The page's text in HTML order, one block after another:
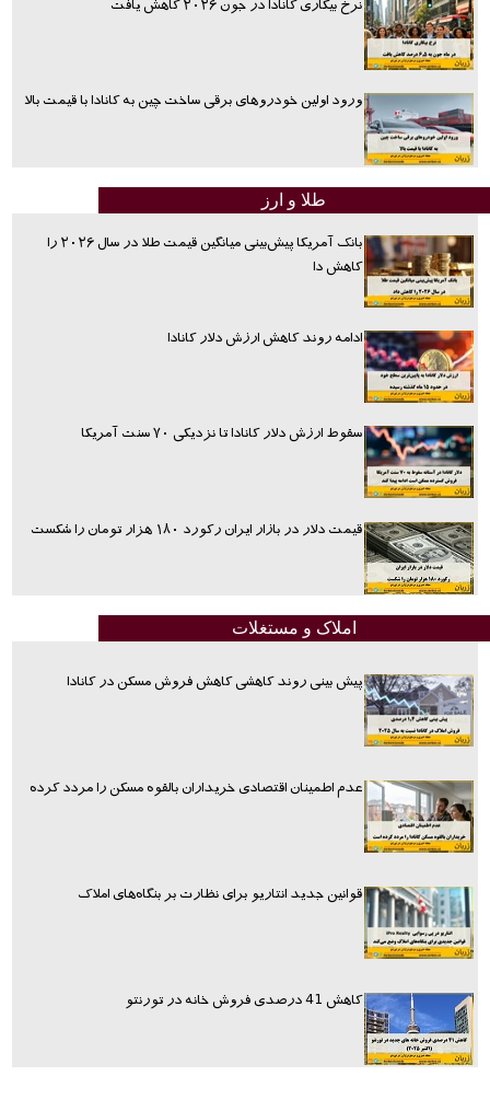
ورود اولین خودروهای برقی ساخت چین به کانادا با قیمت بالا
طلا و ارز
بانک آمریکا پیش‌بینی میانگین قیمت طلا در سال ۲۰۲۶ را
کاهش دا
ادامه روند کاهش ارزش دلار کانادا
سقوط ارزش دلار کانادا تا نزدیکی ۷۰ سنت آمریکا
قیمت دلار در بازار ایران رکورد ۱۸۰ هزار تومان را شکست
املاک و مستغلات
پیش بینی روند کاهشی کاهش فروش مسکن در کانادا
عدم اطمینان اقتصادی خریداران بالقوه مسکن را مردد کرده
قوانین جدید انتاریو برای نظارت بر بنگاه‌های املاک
کاهش 41 درصدی فروش خانه در تورنتو